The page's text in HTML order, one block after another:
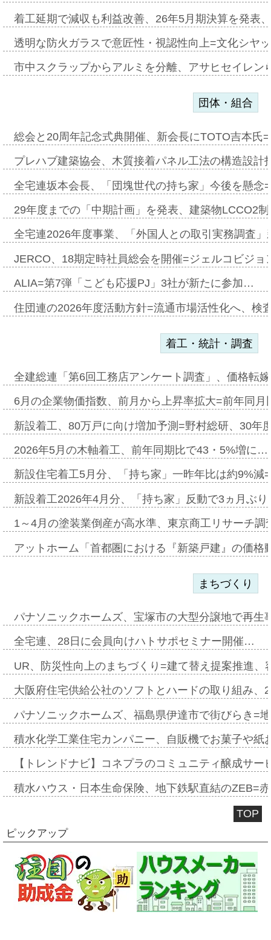
着工延期で減収も利益改善、26年5月期決算を発表
透明な防火ガラスで意匠性・視認性向上=文化シヤ
市中スクラップからアルミを分離、アサヒセイレ
団体・組合
総会と20周年記念式典開催、新会長にTOTO吉本氏
プレハブ建築協会、木質接着パネル工法の構造設
全宅連坂本会長、「団塊世代の持ち家」今後を懸
29年度までの「中期計画」を発表、建築物LCCO2
全宅連2026年度事業、「外国人との取引実務調査
JERCO、18期定時社員総会を開催=ジェルコビジ
ALIA=第7弾「こども応援PJ」3社が新たに参加…
住団連の2026年度活動方針=流通市場活性化へ、検
着工・統計・調査
全建総連「第6回工務店アンケート調査」、価格転
6月の企業物価指数、前月から上昇率拡大=前年同
新設着工、80万戸に向け増加予測=野村総研、30年
2026年5月の木軸着工、前年同期比で43・5%増に…
新設住宅着工5月分、「持ち家」一昨年比は約9%
新設着工2026年4月分、「持ち家」反動で3ヵ月ぶ
1～4月の塗装業倒産が高水準、東京商工リサーチ
アットホーム「首都圏における『新築戸建』の価
まちづくり
パナソニックホームズ、宝塚市の大型分譲地で再
全宅連、28日に会員向けハトサポセミナー開催…
UR、防災性向上のまちづくり=建て替え提案推進
大阪府住宅供給公社のソフトとハードの取り組み
パナソニックホームズ、福島県伊達市で街びらき=
積水化学工業住宅カンパニー、自販機でお菓子や
【トレンドナビ】コネプラのコミュニティ醸成サ
積水ハウス・日本生命保険、地下鉄駅直結のZEB=
TOP
ピックアップ